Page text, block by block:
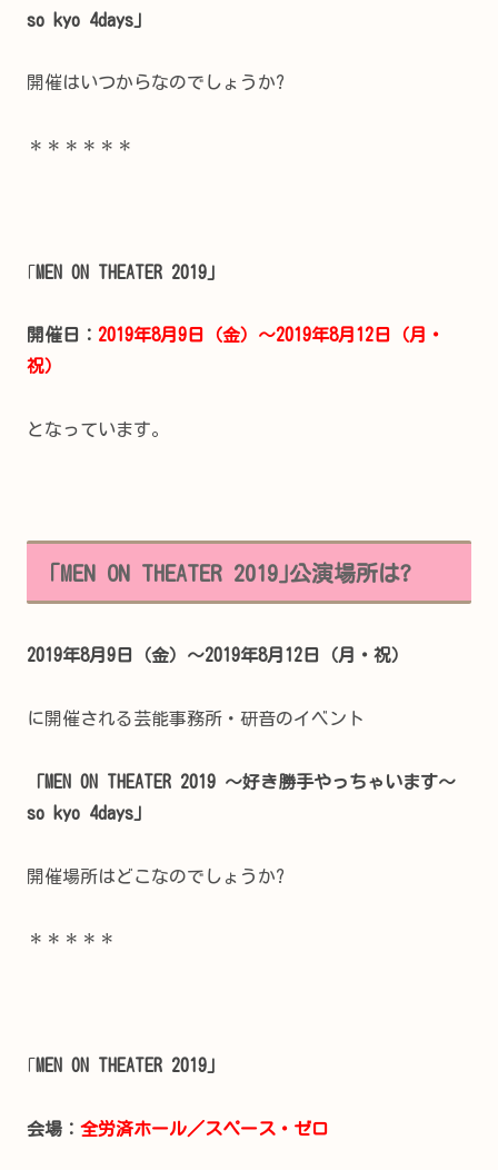
so kyo 4days」
開催はいつからなのでしょうか?
＊＊＊＊＊＊
｢ MEN ON THEATER 2019」
開催日： 2019年8月9日（金）～2019年8月12日（月・
祝）
となっています。
｢MEN ON THEATER 2019｣公演場所は?
2019年8月9日（金）～2019年8月12日（月・祝）
に開催される芸能事務所・研音のイベント
「MEN ON THEATER 2019 ～好き勝手やっちゃいます～
so kyo 4days」
開催場所はどこなのでしょうか?
＊＊＊＊＊
｢ MEN ON THEATER 2019」
会場： 全労済ホール／スペース・ゼロ